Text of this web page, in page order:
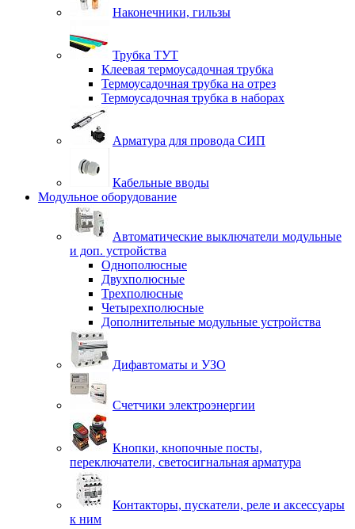
Наконечники, гильзы
Трубка ТУТ
Клеевая термоусадочная трубка
Термоусадочная трубка на отрез
Термоусадочная трубка в наборах
Арматура для провода СИП
Кабельные вводы
Модульное оборудование
Автоматические выключатели модульные
и доп. устройства
Однополюсные
Двухполюсные
Трехполюсные
Четырехполюсные
Дополнительные модульные устройства
Дифавтоматы и УЗО
Счетчики электроэнергии
Кнопки, кнопочные посты,
переключатели, светосигнальная арматура
Контакторы, пускатели, реле и аксессуары
к ним